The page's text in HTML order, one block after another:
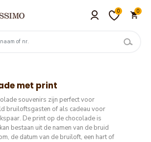
0 0
met print
souvenirs zijn perfect voor
bruiloftsgasten of als cadeau voor
De print op de chocolade is
bestaan uit de namen van de bruid
de datum van de bruiloft, een hart of